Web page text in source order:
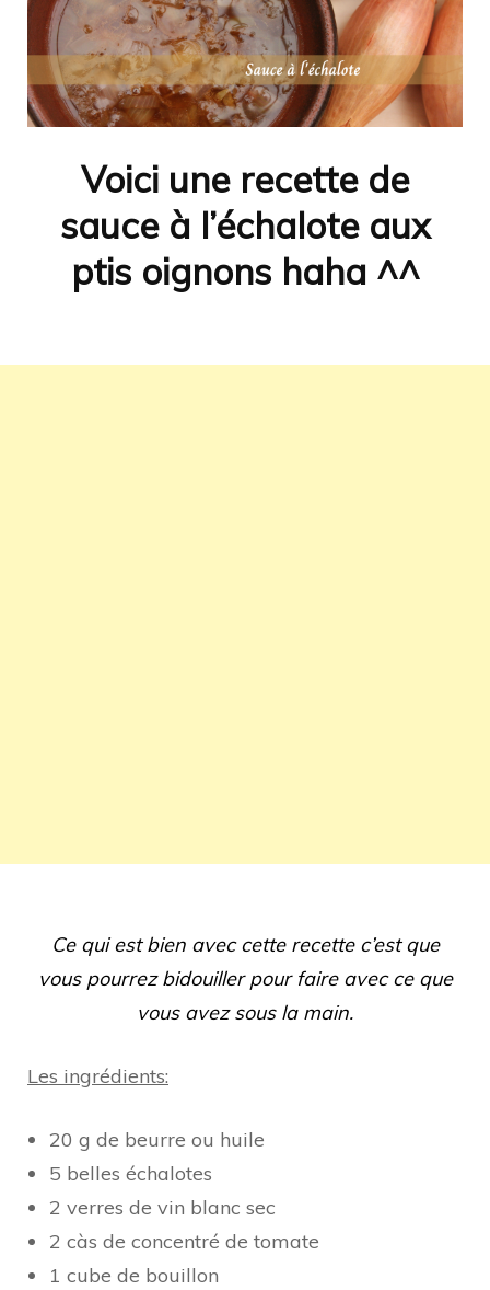
Voici une recette de
sauce à l’échalote aux
ptis oignons haha ^^
Ce qui est bien avec cette recette c’est que
vous pourrez bidouiller pour faire avec ce que
vous avez sous la main.
Les ingrédients:
20 g de beurre ou huile
5 belles échalotes
2 verres de vin blanc sec
2 càs de concentré de tomate
1 cube de bouillon